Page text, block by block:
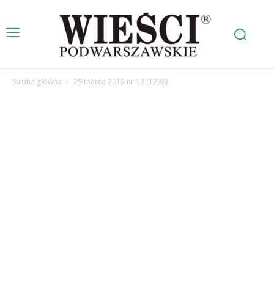
Strona główna 29 marca 2015 nr 13 (1238)